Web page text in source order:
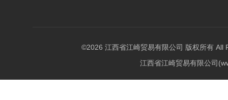
©2026 江西省江崎贸易有限公司 版权所有 All
江西省江崎贸易有限公司